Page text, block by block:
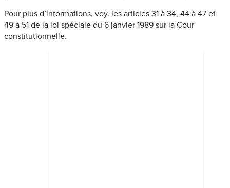
Pour plus d’informations, voy. les articles 31 à 34, 44 à 47 et
49 à 51 de la loi spéciale du 6 janvier 1989 sur la Cour
constitutionnelle.